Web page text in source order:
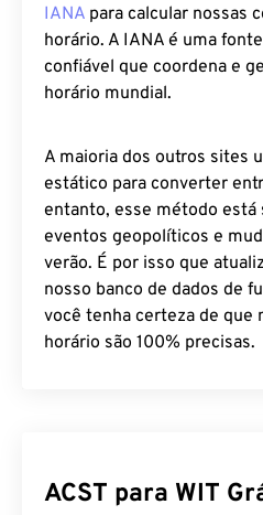
IANA para calcular nossas
horário. A IANA é uma
confiável que coordena e
horário mundial.
A maioria dos outros sites
estático para converter
entanto, esse método
eventos geopolíticos e
verão. É por isso que
nosso banco de dados de
você tenha certeza de que
horário são 100% precisas.
ACST para WIT